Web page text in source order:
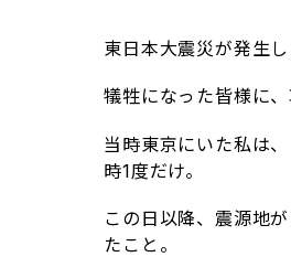
東日本大震災が発生し
犠牲になった皆様に、
当時東京にいた私は
時1度だけ。
この日以降、震源地
たこと。